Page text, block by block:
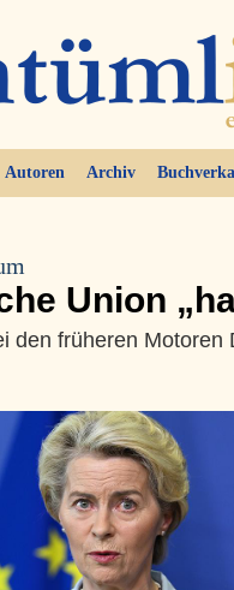
Autoren Archiv
Union
den früheren Motoren